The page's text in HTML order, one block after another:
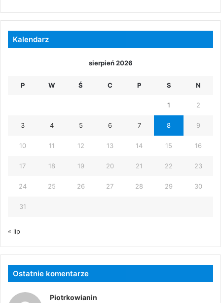
Kalendarz
sierpień 2026
P W Ś C P S N
1 2
3 4 5 6 7 8 9
10 11 12 13 14 15 16
17 18 19 20 21 22 23
24 25 26 27 28 29 30
31
« lip
Ostatnie komentarze
Piotrkowianin